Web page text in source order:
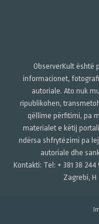
ObserverKult është
informacionet,
autoriale. Ato nuk
ripublikohen,
qëllime përfitimi, pa
materialet e këtij
ndërsa shfrytëzimi pa
autoriale dhe
Kontakti: Tel: + 381 38
Zagrebi, H